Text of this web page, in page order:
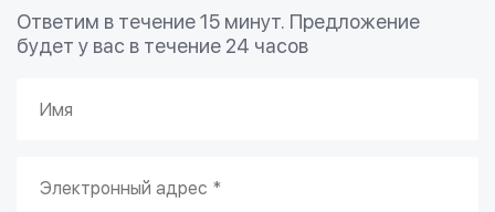
Ответим в течение 15 минут. Предложение
будет у вас в течение 24 часов